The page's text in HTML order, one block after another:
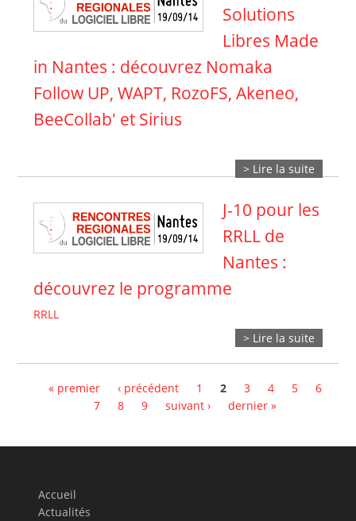
Solutions
Libres Made
in Nantes : découvrez Nomaka
Follow UP, WAPT, RozoFS, Akeneo,
BeeCollab' et Sirius
> Lire la suite
J-10 pour les
RRLL de
Nantes :
découvrez le programme
RRLL
> Lire la suite
Pages« premier ‹ précédent 1 2 3 4 5
6
7
8 9 suivant › dernier »
Accueil
Actualités